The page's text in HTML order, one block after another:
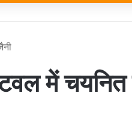
में चयनित